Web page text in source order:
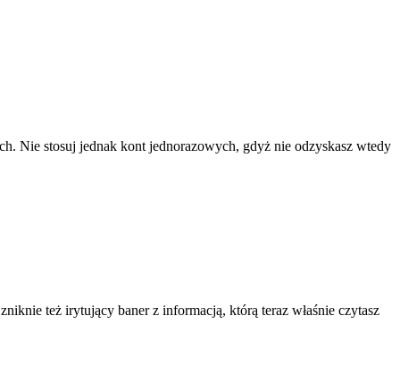
Nie stosuj jednak kont jednorazowych, gdyż nie odzyskasz wtedy
też irytujący baner z informacją, którą teraz właśnie czytasz